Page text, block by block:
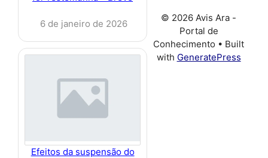
6 de janeiro de 2026
Efeitos da suspensão do
© 2026 Avis Ara -
Portal de
Conhecimento • Built
with GeneratePress